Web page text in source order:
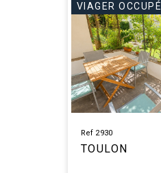
VIAGER OCCUPÉ
Ref 2930
TOULON